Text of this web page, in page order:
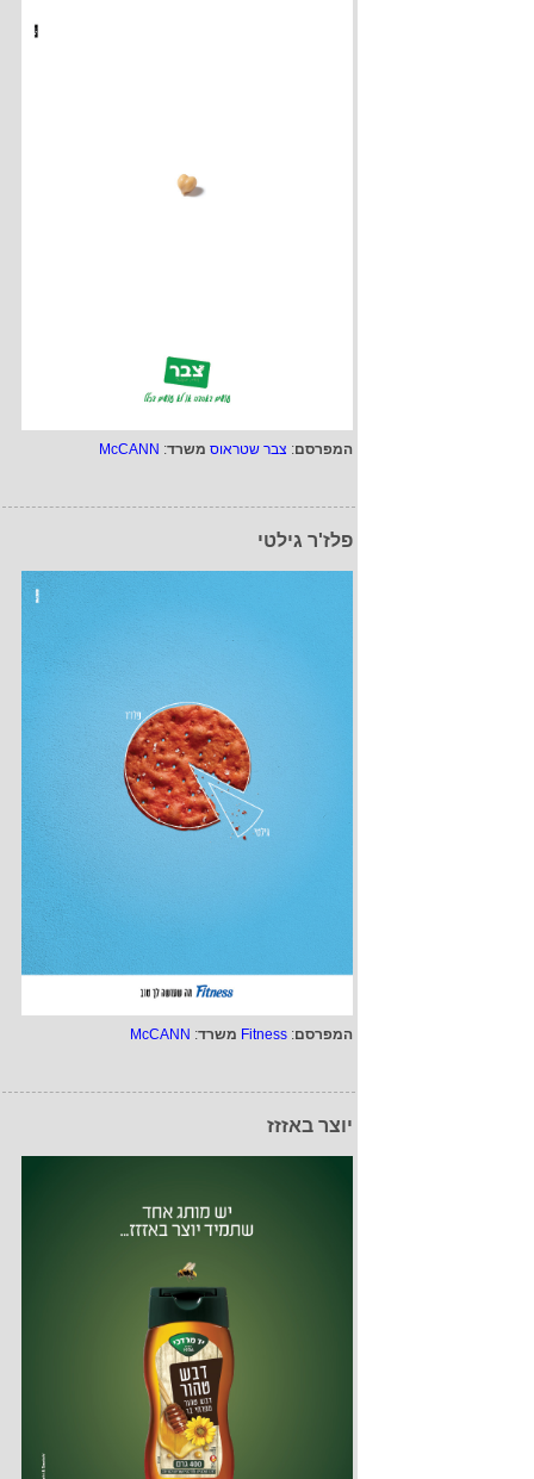
המפרסם: צבר שטראוס משרד:
McCANN
פלז'ר גילטי
המפרסם:
Fitness משרד:
McCANN
יוצר באזזז